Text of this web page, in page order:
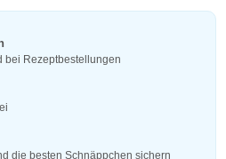
bei Rezeptbestellungen
die besten Schnäppchen sichern